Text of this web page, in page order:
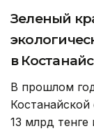
Зеленый
в
В прошлом
13 млрд тенге